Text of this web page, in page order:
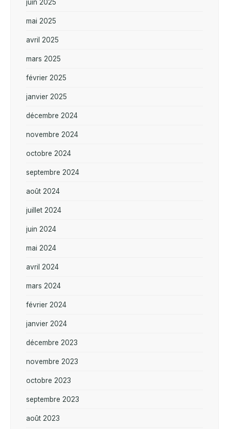
juin 2025
mai 2025
avril 2025
mars 2025
février 2025
janvier 2025
décembre 2024
novembre 2024
octobre 2024
septembre 2024
août 2024
juillet 2024
juin 2024
mai 2024
avril 2024
mars 2024
février 2024
janvier 2024
décembre 2023
novembre 2023
octobre 2023
septembre 2023
août 2023